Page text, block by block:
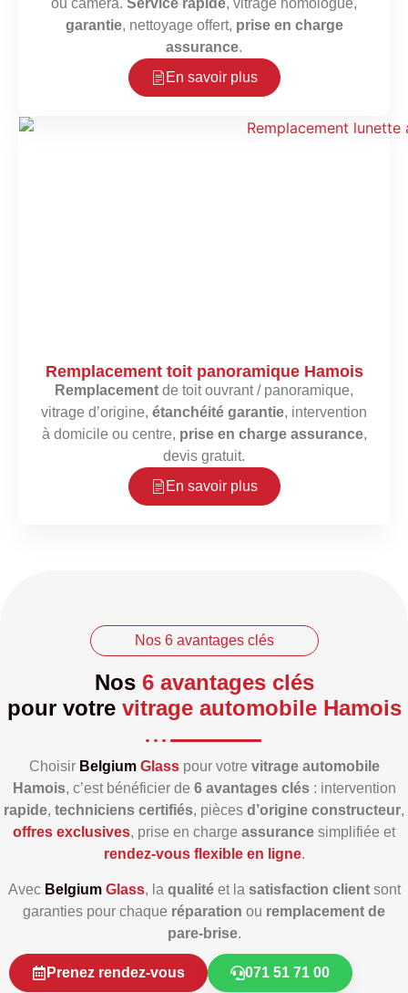
ou caméra. Service rapide, vitrage homologué,
garantie, nettoyage offert, prise en charge
assurance.
En savoir plus
Remplacement toit panoramique Hamois
Remplacement de toit ouvrant / panoramique,
vitrage d’origine, étanchéité garantie, intervention
à domicile ou centre, prise en charge assurance,
devis gratuit.
En savoir plus
Nos 6 avantages clés
Nos 6 avantages clés
pour votre vitrage automobile Hamois
Choisir Belgium Glasspour votre vitrage automobile
Hamois, c’est bénéficier de 6 avantages clés: intervention
rapide, techniciens certifiés, pièces d’origine constructeur,
offres exclusives, prise en charge assurance simplifiée et
rendez‑vous flexible en ligne.
Avec Belgium Glass, la qualitéet la satisfaction clientsont
garanties pour chaque réparation ou remplacement de
pare‑brise.
Prenez rendez-vous 071 51 71 00